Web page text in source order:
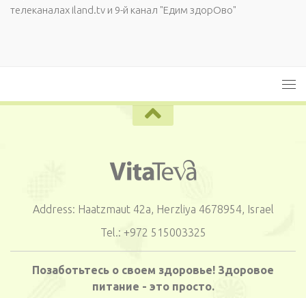
телеканалах iland.tv и 9-й канал "Едим здорОво"
Address: Haatzmaut 42a, Herzliya 4678954, Israel
Tel.: +972 515003325
Позаботьтесь о своем здоровье! Здоровое
питание - это просто.